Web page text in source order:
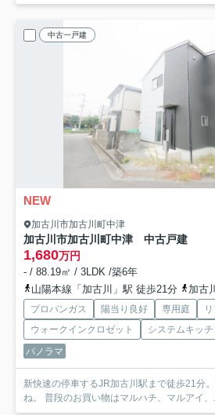
中古一戸建
NEW
加古川市加古川町中津
加古川市加古川町中津 中古戸建
1,680万円
- / 88.19㎡ / 3LDK /築6年
山陽本線「加古川」駅 徒歩21分
加古
プロパンガス 陽当り良好 専用庭
ウォークインクロゼット
システムキッチ
パノラマ
新快速の停車するJR加古川駅まで徒歩21分
ね。 普段のお買い物はマルハチ、マルアイ、